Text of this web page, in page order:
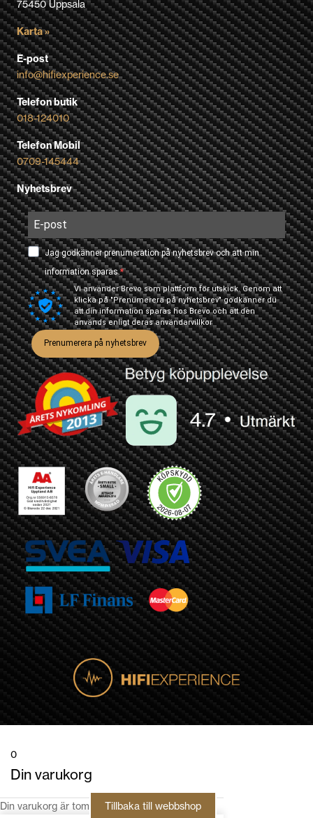
75450 Uppsala
Karta »
E-post
info@hifiexperience.se
Telefon butik
018-124010
Telefon Mobil
0709-145444
Nyhetsbrev
Jag godkänner prenumeration på nyhetsbrev och att min
information sparas.
Vi använder Brevo som plattform för utskick. Genom att
klicka på "Prenumerera på nyhetsbrev" godkänner du
att din information sparas hos Brevo och att den
används enligt derasanvändarvillkor
Prenumerera på nyhetsbrev
0
Din varukorg
Din varukorg är tom Tillbaka till webbshop